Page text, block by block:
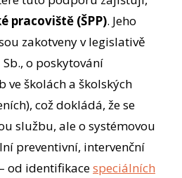
pracoviště (ŠPP). Jeho
zakotveny v legislativě
o poskytování
ve školách a školských
což dokládá, že se
službu, ale o systémovou
preventivní, intervenční
od identifikacespeciálních